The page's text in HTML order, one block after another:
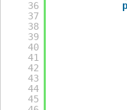
36
37
38
39
40
41
42
43
44
45